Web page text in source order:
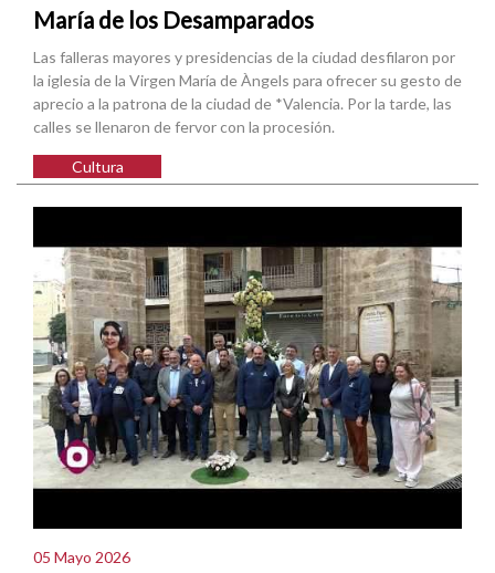
María de los Desamparados
Las falleras mayores y presidencias de la ciudad desfilaron por
la iglesia de la Virgen María de Àngels para ofrecer su gesto de
aprecio a la patrona de la ciudad de *Valencia. Por la tarde, las
calles se llenaron de fervor con la procesión.
Cultura
05 Mayo 2026